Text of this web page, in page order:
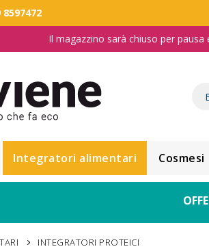
8597472
Il magazzino sarà chiuso per pausa
Integratori alimentari Cosmesi
INTEGRATORI PROTEICI